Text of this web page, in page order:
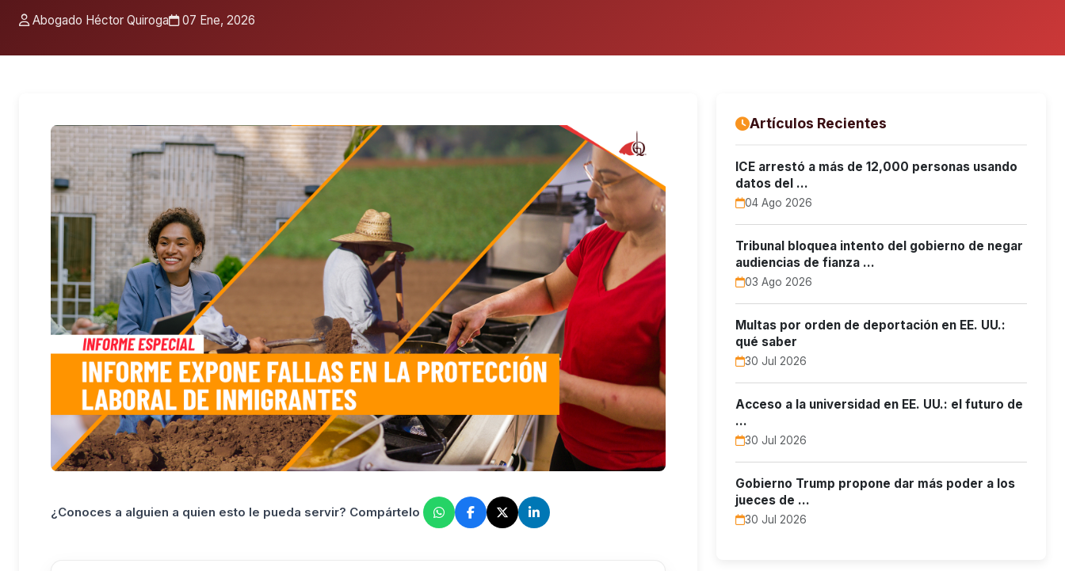
Abogado Héctor Quiroga 07 Ene, 2026
¿Conoces a alguien a quien esto le pueda servir? Compártelo
Artículos Recientes
ICE arrestó a más de 12,000 personas usando
datos del …
04 Ago 2026
Tribunal bloquea intento del gobierno de negar
audiencias de fianza …
03 Ago 2026
Multas por orden de deportación en EE. UU.:
qué saber
30 Jul 2026
Acceso a la universidad en EE. UU.: el futuro de
…
30 Jul 2026
Gobierno Trump propone dar más poder a los
jueces de …
30 Jul 2026